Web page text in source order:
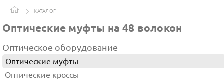
КАТАЛОГ
Оптические муфты на 48 волокон
Оптическое оборудование
Оптические муфты
Оптические кроссы